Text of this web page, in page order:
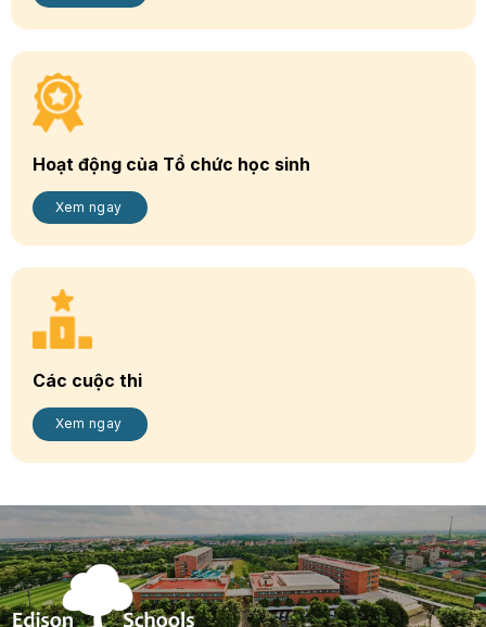
Hoạt động của Tổ chức học sinh
Xem ngay
Các cuộc thi
Xem ngay